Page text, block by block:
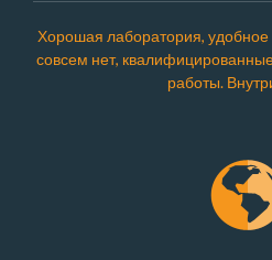
Хорошая лаборатория,
совсем нет,
работы.